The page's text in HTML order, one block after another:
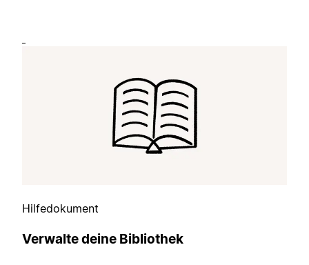
Hilfedokument
Verwalte deine Bibliothek